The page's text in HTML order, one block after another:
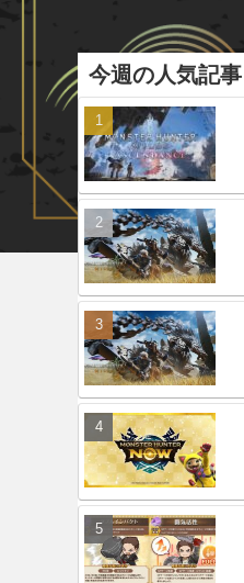
今週の人気記事